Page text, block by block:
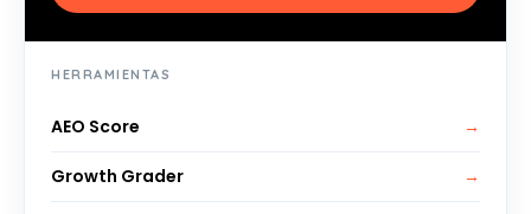
HERRAMIENTAS
AEO Score →
Growth Grader →